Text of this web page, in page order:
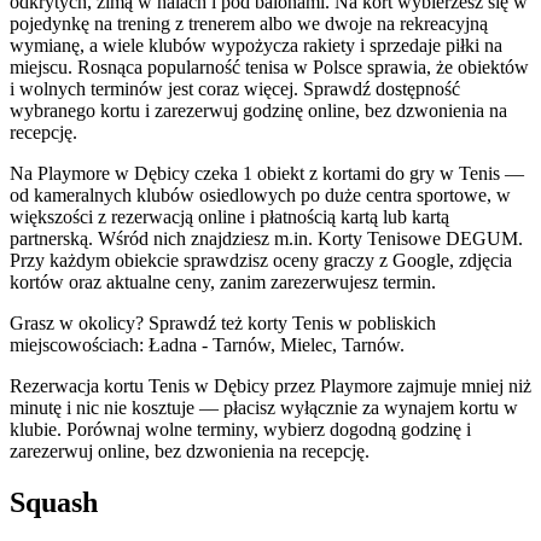
pojedynkę na trening z trenerem albo we dwoje na rekreacyjną
wymianę, a wiele klubów wypożycza rakiety i sprzedaje piłki na
miejscu. Rosnąca popularność tenisa w Polsce sprawia, że obiektów
i wolnych terminów jest coraz więcej. Sprawdź dostępność
wybranego kortu i zarezerwuj godzinę online, bez dzwonienia na
recepcję.
Na Playmore w Dębicy czeka 1 obiekt z kortami do gry w Tenis —
od kameralnych klubów osiedlowych po duże centra sportowe, w
większości z rezerwacją online i płatnością kartą lub kartą
partnerską. Wśród nich znajdziesz m.in. Korty Tenisowe DEGUM.
Przy każdym obiekcie sprawdzisz oceny graczy z Google, zdjęcia
kortów oraz aktualne ceny, zanim zarezerwujesz termin.
Grasz w okolicy? Sprawdź też korty Tenis w pobliskich
miejscowościach: Ładna - Tarnów, Mielec, Tarnów.
Rezerwacja kortu Tenis w Dębicy przez Playmore zajmuje mniej niż
minutę i nic nie kosztuje — płacisz wyłącznie za wynajem kortu w
klubie. Porównaj wolne terminy, wybierz dogodną godzinę i
zarezerwuj online, bez dzwonienia na recepcję.
Squash